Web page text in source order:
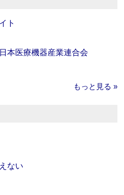
ト
本医療機器産業連合会
もっと見る »
ない